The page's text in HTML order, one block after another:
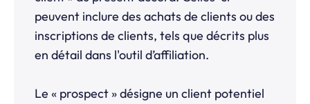
peuvent inclure des achats de clients ou des
inscriptions de clients, tels que décrits plus
en détail dans l'outil d’affiliation.
Le « prospect » désigne un client potentiel